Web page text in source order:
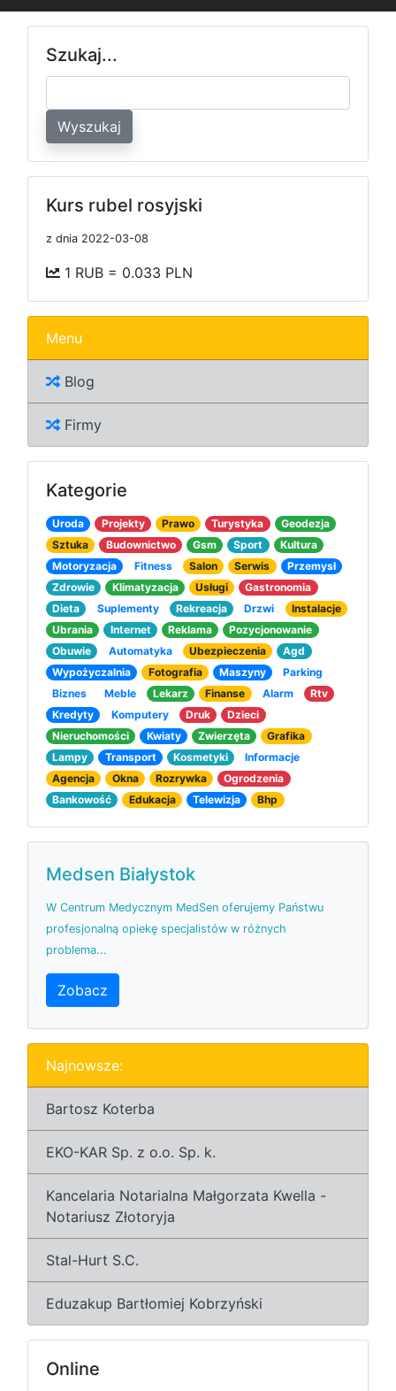
Szukaj...
Wyszukaj
Kurs rubel rosyjski
z dnia 2022-03-08
1 RUB = 0.033 PLN
Menu
Blog
Firmy
Kategorie
Uroda Projekty Prawo Turystyka
Geodezja
Sztuka
Budownictwo Gsm Sport
Kultura
Motoryzacja
Fitness Salon Serwis
Przemysł
Zdrowie
Klimatyzacja Usługi
Gastronomia
Dieta
Suplementy Rekreacja Drzwi
Instalacje
Ubrania
Internet Reklama
Pozycjonowanie
Obuwie
Automatyka Ubezpieczenia
Agd
Wypożyczalnia
Fotografia Maszyny
Parking
Biznes
Meble Lekarz Finanse Alarm
Rtv
Kredyty
Komputery Druk
Dzieci
Nieruchomości
Kwiaty Zwierzęta
Grafika
Lampy
Transport Kosmetyki
Informacje
Agencja
Okna Rozrywka
Ogrodzenia
Bankowość
Edukacja Telewizja Bhp
Medsen Białystok
W Centrum Medycznym MedSen oferujemy Państwu
profesjonalną opiekę specjalistów w różnych
problema...
Zobacz
Najnowsze:
Bartosz Koterba
EKO-KAR Sp. z o.o. Sp. k.
Kancelaria Notarialna Małgorzata Kwella -
Notariusz Złotoryja
Stal-Hurt S.C.
Eduzakup Bartłomiej Kobrzyński
Online